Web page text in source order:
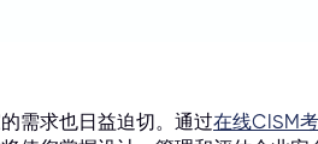
需求也日益迫切。通过在线CISM